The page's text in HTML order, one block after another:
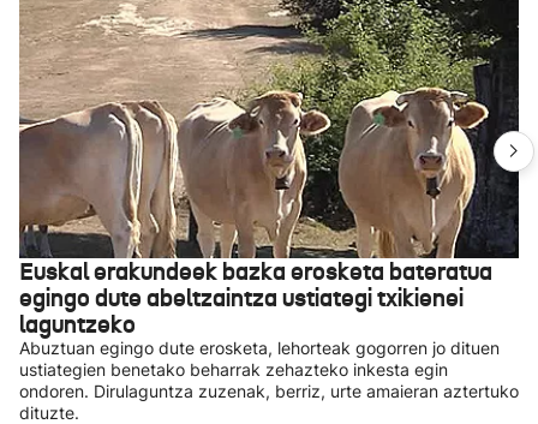
Euskal erakundeek bazka erosketa bateratua
egingo dute abeltzaintza ustiategi txikienei
laguntzeko
Abuztuan egingo dute erosketa, lehorteak gogorren jo dituen
ustiategien benetako beharrak zehazteko inkesta egin
ondoren. Dirulaguntza zuzenak, berriz, urte amaieran aztertuko
dituzte.